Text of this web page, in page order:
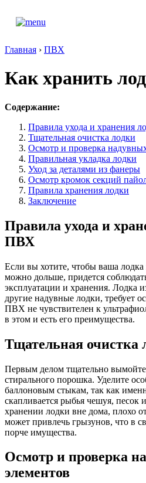
Главная › ПВХ
Как хранить
Содержание:
Правила ухода и хранения
Тщательная очистка лодки
Осмотр и проверка
Правильная укладка лодки
Уход за деталями из фанеры
Осмотр кромок секций
Правила хранения лодки
Заключение
Правила ухода и
ПВХ
Если вы хотите, чтобы ваша
можно дольше, придется
эксплуатации и хранения. Лодка
другие надувные лодки, требует
ПВХ не чувствителен к
в этом и есть его преимущества.
Тщательная очистка
Первым делом тщательно
стирального порошка. Уделите
баллоновым стыкам, так как
скапливается рыбья чешуя, песок
хранении лодки вне дома, плохо
может привлечь грызунов, что в
порче имущества.
Осмотр и проверка
элементов